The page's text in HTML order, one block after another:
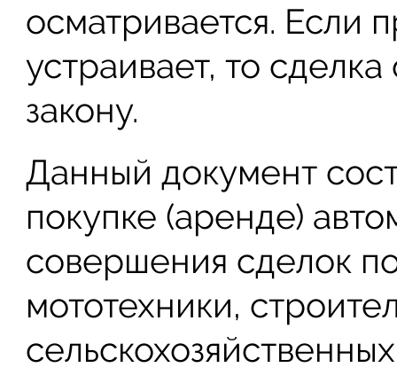
осматривается. Если
устраивает, то
закону.
Данный документ
покупке (аренде)
совершения сделок
мототехники,